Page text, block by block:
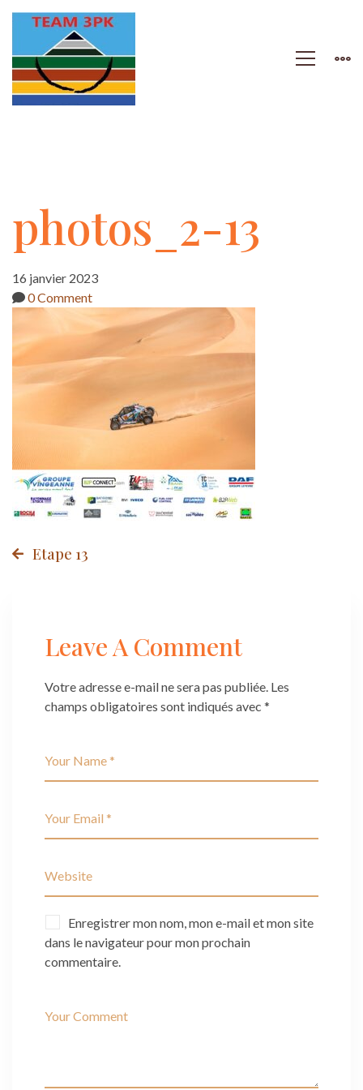
photos_2-
13
photos_2-13
16 janvier 2023
0 Comment
Post
Etape 13
Leave A Comment
Votre adresse e-mail ne sera pas publiée. Les
champs obligatoires sont indiqués avec *
Enregistrer mon nom, mon e-mail et mon site
dans le navigateur pour mon prochain
commentaire.